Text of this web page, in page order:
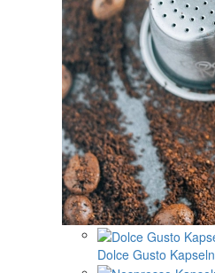
Dolce Gusto Kapseln